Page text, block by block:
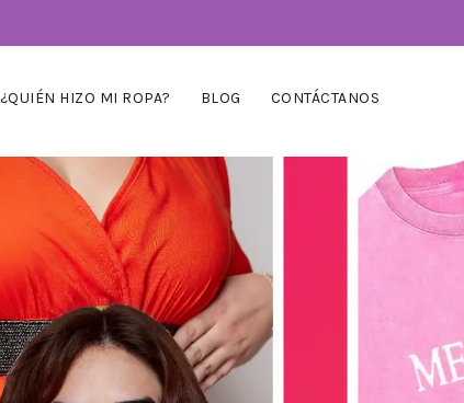
¿QUIÉN HIZO MI ROPA? BLOG CONTÁCTANOS